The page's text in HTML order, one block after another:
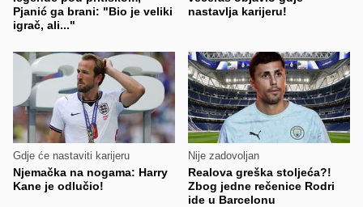
Pjanić ga brani: "Bio je veliki
igrač, ali..."
nastavlja karijeru!
Gdje će nastaviti karijeru
Njemačka na nogama: Harry
Kane je odlučio!
Nije zadovoljan
Realova greška stoljeća?!
Zbog jedne rečenice Rodri
ide u Barcelonu